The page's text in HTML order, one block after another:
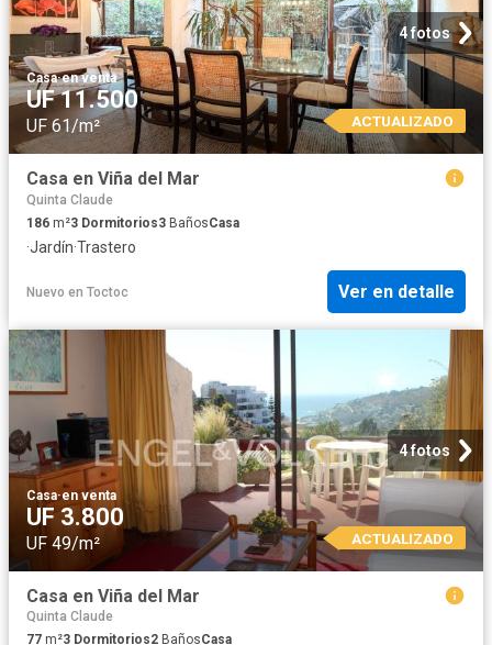
4 fotos
Casa·en venta
UF 11.500
UF 61/m² ACTUALIZADO
Casa en Viña del Mar
Quinta Claude
186 m²3 Dormitorios3 BañosCasa
·Jardín·Trastero
Nuevo en Toctoc Ver en detalle
4 fotos
Casa·en venta
UF 3.800
UF 49/m² ACTUALIZADO
Casa en Viña del Mar
Quinta Claude
77 m²3 Dormitorios2 BañosCasa